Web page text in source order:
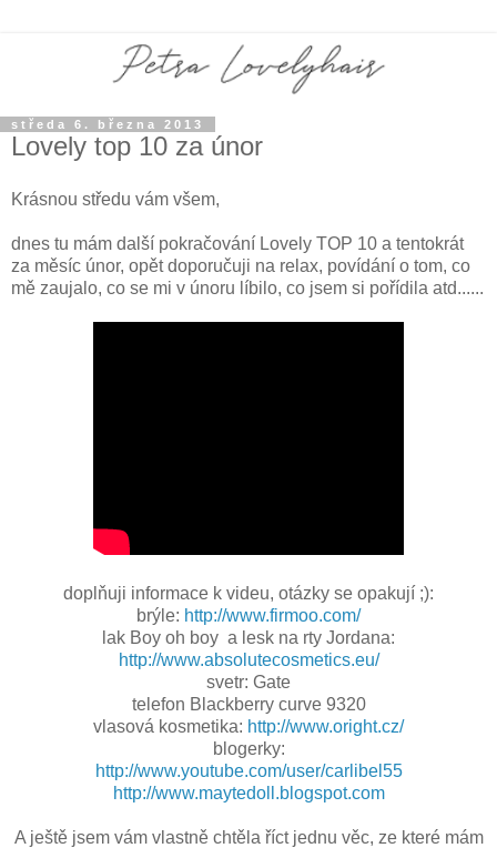
středa 6. března 2013
Lovely top 10 za únor
Krásnou středu vám všem,
dnes tu mám další pokračování Lovely TOP 10 a tentokrát
za měsíc únor, opět doporučuji na relax, povídání o tom, co
mě zaujalo, co se mi v únoru líbilo, co jsem si pořídila atd......
doplňuji informace k videu, otázky se opakují ;):
brýle: http://www.firmoo.com/
lak Boy oh boy a lesk na rty Jordana:
http://www.absolutecosmetics.eu/
svetr: Gate
telefon Blackberry curve 9320
vlasová kosmetika: http://www.oright.cz/
blogerky:
http://www.youtube.com/user/carlibel55
http://www.maytedoll.blogspot.com
A ještě jsem vám vlastně chtěla říct jednu věc, ze které mám